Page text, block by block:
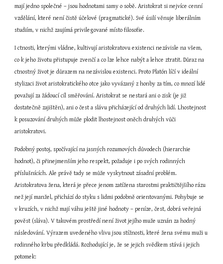
mají jedno společné – jsou hodnotami samy o sobě. Aristokrat si nejvíce cenní
vzdělání, které není čistě účelové (pragmatické). Své úsilí věnuje liberálním
studiím, v nichž zaujímá privilegované místo filosofie.
I ctnosti, kterými vládne, kultivují aristokratovu existenci nezávisle na všem,
co k jeho životu přistupuje zvenčí a co lze lehce nabýt a lehce ztratit. Důraz na
ctnostný život je důrazem na nezávislou existenci. Proto Platón líčí v ideální
stylizaci život aristokratického otce jako vyvázaný z honby za tím, co mnozí lidé
považují za žádoucí cíl směřování. Aristokrat se nestará ani o zisk (je již
dostatečně zajištěn), ani o čest a slávu přicházející od druhých lidí. Lhostejnost
k posuzování druhých může plodit lhostejnost oněch druhých vůči
aristokratovi.
Podobný postoj, spočívající na jasných rozumových důvodech (hierarchie
hodnot), či přinejmenším jeho respekt, požaduje i po svých rodinných
příslušnících. Ale právě tady se může vyskytnout zásadní problém.
Aristokratova žena, která je přece jenom zatížena starostmi praktičtějšího rázu
než její manžel, přichází do styku s lidmi podobně orientovanými. Pohybuje se
v kruzích, v nichž mají váhu ještě jiné hodnoty – peníze, čest, dobrá veřejná
pověst (sláva). V takovém prostředí není život jejího muže uznán za hodný
následování. Výrazem uvedeného vlivu jsou stížnosti, které žena svému muži u
rodinného krbu předkládá. Rozhodující je, že se jejich svědkem stává i jejich
potomek: